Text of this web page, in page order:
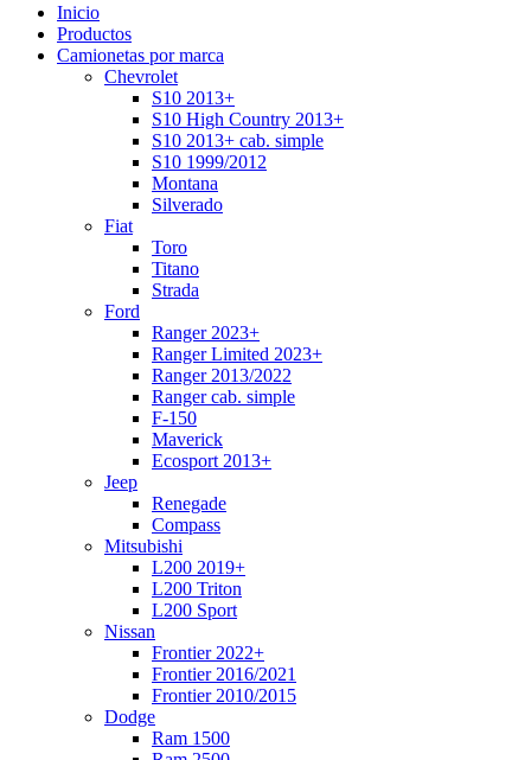
Inicio
Productos
Camionetas por marca
Chevrolet
S10 2013+
S10 High Country 2013+
S10 2013+ cab. simple
S10 1999/2012
Montana
Silverado
Fiat
Toro
Titano
Strada
Ford
Ranger 2023+
Ranger Limited 2023+
Ranger 2013/2022
Ranger cab. simple
F-150
Maverick
Ecosport 2013+
Jeep
Renegade
Compass
Mitsubishi
L200 2019+
L200 Triton
L200 Sport
Nissan
Frontier 2022+
Frontier 2016/2021
Frontier 2010/2015
Dodge
Ram 1500